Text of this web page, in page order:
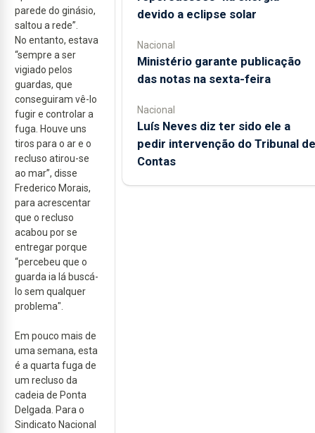
parede do ginásio,
saltou a rede”.
No entanto, estava
“sempre a ser
vigiado pelos
guardas, que
conseguiram vê-lo
fugir e controlar a
fuga. Houve uns
tiros para o ar e o
recluso atirou-se
ao mar”, disse
Frederico Morais,
para acrescentar
que o recluso
acabou por se
entregar porque
“percebeu que o
guarda ia lá buscá-
lo sem qualquer
problema".
Em pouco mais de
uma semana, esta
é a quarta fuga de
um recluso da
cadeia de Ponta
Delgada. Para o
Sindicato Nacional
devido a eclipse solar
Nacional
Ministério garante publicação
das notas na sexta-feira
Nacional
Luís Neves diz ter sido ele a
pedir intervenção do Tribunal de
Contas